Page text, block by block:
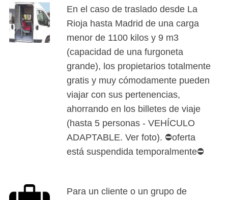
En el caso de traslado desde La
Rioja hasta Madrid de una carga
menor de 1100 kilos y 9 m3
(capacidad de una furgoneta
grande), los propietarios totalmente
gratis y muy cómodamente pueden
viajar con sus pertenencias,
ahorrando en los billetes de viaje
(hasta 5 personas - VEHÍCULO
ADAPTABLE. Ver foto). ⛔oferta
está suspendida temporalmente⛔
Para un cliente o un grupo de